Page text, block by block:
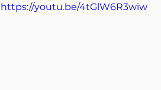
https://youtu.be/4tGlW6R3wiw